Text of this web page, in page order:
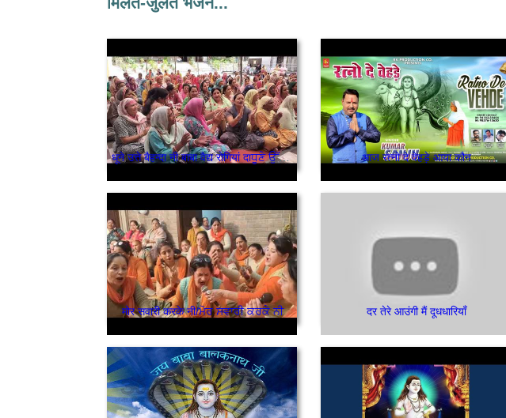
धूने उत्ते बैहन्दा नी बाबा वैद्य रोगियां दाਧੂਣੇ ਉੱਤੇ ਬਹਿੰਦਾ ਨੀ ਬਾਬਾ आज रत्नो दे वेहड़े आया कौन
मोर सवारी करके नी/ਮੋਰ ਸਵਾਰੀ ਕਰਕੇ ਨੀ दर तेरे आउंगी मैं दूधधारियाँ